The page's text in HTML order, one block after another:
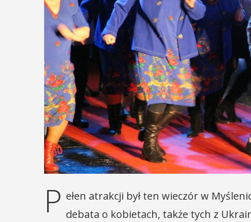
P ełen atrakcji był ten wieczór w
debata o kobietach, także tych z